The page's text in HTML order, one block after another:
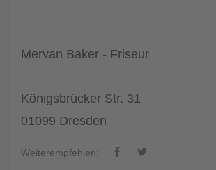
Mervan Baker - Friseur
Königsbrücker Str. 31
01099 Dresden
Weiterempfehlen: